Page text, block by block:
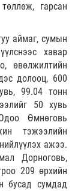
гарсан
аймаг, сумын
хавар
өвөлжилтийн
долооц, 600
99.04 тонн
50 хувь
Өмнөговь
тэжээлийн
ажээ.
Дорноговь,
209 өрхийн
бусад сумдад